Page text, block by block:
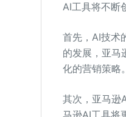
AI工具将不断
首先，AI技术
的发展，亚马
化的营销策略。
其次，亚马逊
马逊AI工具将